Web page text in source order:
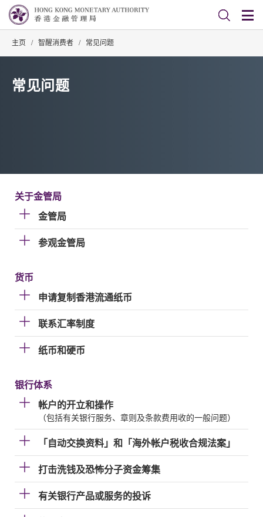
主页 / 智醒消费者 / 常见问题
常见问题
关于金管局
金管局
参观金管局
货币
申请复制香港流通纸币
联系汇率制度
纸币和硬币
银行体系
帐户的开立和操作
（包括有关银行服务、章则及条款费用收的一般问题）
「自动交换资料」和「海外帐户税收合规法案」
打击洗钱及恐怖分子资金筹集
有关银行产品或服务的投诉